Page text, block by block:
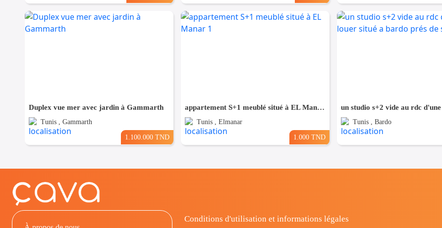
Duplex vue mer avec jardin à Gammarth
Tunis , Gammarth
1.100.000 TND
appartement S+1 meublé situé à EL Manar 1
Tunis , Elmanar
1.000 TND
Tunis , Bardo
Conditions d'utilisation et informations légales